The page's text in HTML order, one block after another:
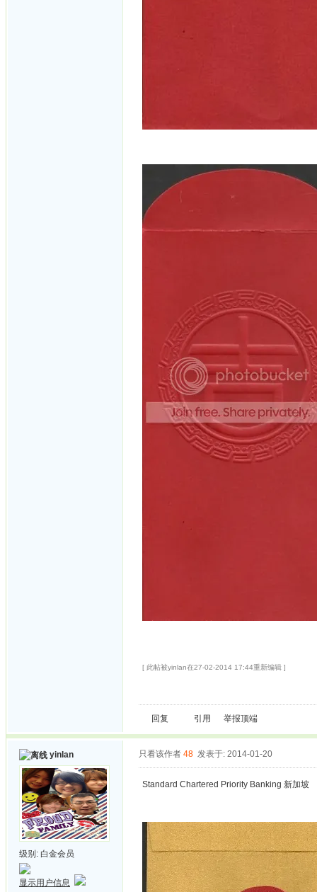
[ 此帖被yinlan在27-02-2014 17:44重新编辑 ]
回复 引用 举报顶端
yinlan
级别: 白金会员
显示用户信息
只看该作者 48 发表于: 2014-01-20
Standard Chartered Priority Banking 新加坡